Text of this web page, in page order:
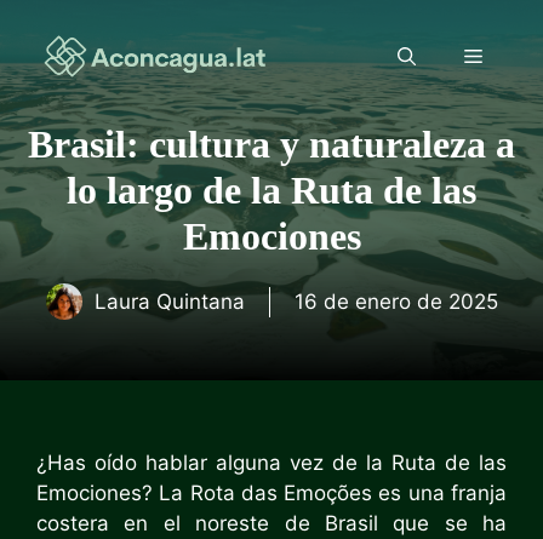
contenido
Menú
Brasil: cultura y naturaleza a
lo largo de la Ruta de las
Emociones
Laura Quintana 16 de enero de 2025
¿Has oído hablar alguna vez de la Ruta de las
Emociones? La Rota das Emoções es una franja
costera en el noreste de Brasil que se ha